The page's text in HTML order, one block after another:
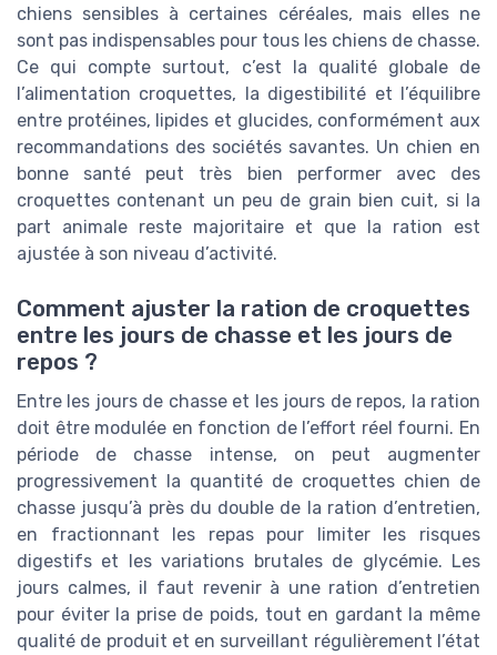
chiens sensibles à certaines céréales, mais elles ne
sont pas indispensables pour tous les chiens de chasse.
Ce qui compte surtout, c’est la qualité globale de
l’alimentation croquettes, la digestibilité et l’équilibre
entre protéines, lipides et glucides, conformément aux
recommandations des sociétés savantes. Un chien en
bonne santé peut très bien performer avec des
croquettes contenant un peu de grain bien cuit, si la
part animale reste majoritaire et que la ration est
ajustée à son niveau d’activité.
Comment ajuster la ration de croquettes
entre les jours de chasse et les jours de
repos ?
Entre les jours de chasse et les jours de repos, la ration
doit être modulée en fonction de l’effort réel fourni. En
période de chasse intense, on peut augmenter
progressivement la quantité de croquettes chien de
chasse jusqu’à près du double de la ration d’entretien,
en fractionnant les repas pour limiter les risques
digestifs et les variations brutales de glycémie. Les
jours calmes, il faut revenir à une ration d’entretien
pour éviter la prise de poids, tout en gardant la même
qualité de produit et en surveillant régulièrement l’état